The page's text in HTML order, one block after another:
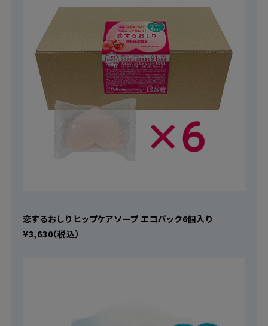
恋するおしり ヒップケアソープ エコパック6個入り
¥3,630（税込）